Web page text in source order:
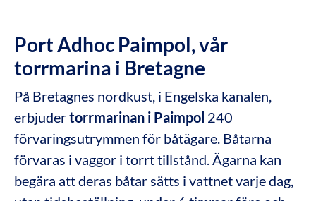
Port Adhoc Paimpol, vår
torrmarina i Bretagne
På Bretagnes nordkust, i Engelska kanalen,
erbjudertorrmarinan i Paimpol 240
förvaringsutrymmen för båtägare. Båtarna
förvaras i vaggor i torrt tillstånd. Ägarna kan
begära att deras båtar sätts i vattnet varje dag,